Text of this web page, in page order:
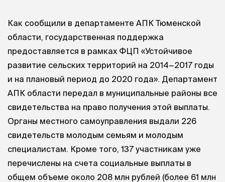
Как сообщили в департаменте АПК Тюменской
области, государственная поддержка
предоставляется в рамках ФЦП «Устойчивое
развитие сельских территорий на 2014−2017 годы
и на плановый период до 2020 года». Департамент
АПК области передал в муниципальные районы все
свидетельства на право получения этой выплаты.
Органы местного самоуправления выдали 226
свидетельств молодым семьям и молодым
специалистам. Кроме того, 137 участникам уже
перечислены на счета социальные выплаты в
общем объеме около 208 млн рублей (более 61 млн